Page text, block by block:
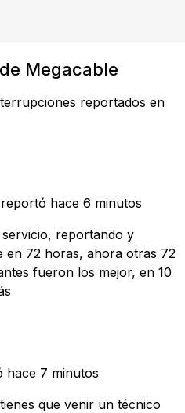
Megacable
reportados en
hace 6 minutos
reportando y
en 72 horas, ahora otras 72
fueron los mejor, en 10
hace 7 minutos
que venir un técnico